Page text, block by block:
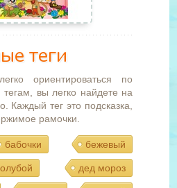
теги
ориентироваться по
вы легко найдете на
Каждый тег это подсказка,
рамочки.
бабочки бежевый
дед мороз